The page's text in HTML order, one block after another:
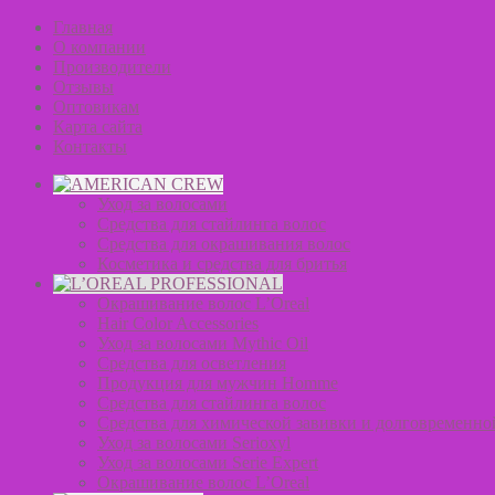
Главная
О компании
Производители
Отзывы
Оптовикам
Карта сайта
Контакты
Уход за волосами
Средства для стайлинга волос
Средства для окрашивания волос
Косметика и средства для бритья
Окрашивание волос L’Oreal
Hair Color Accessories
Уход за волосами Mythic Oil
Средства для осветления
Продукция для мужчин Homme
Средства для стайлинга волос
Средства для химической завивки и
Уход за волосами Serioxyl
Уход за волосами Serie Expert
Окрашивание волос L’Oreal